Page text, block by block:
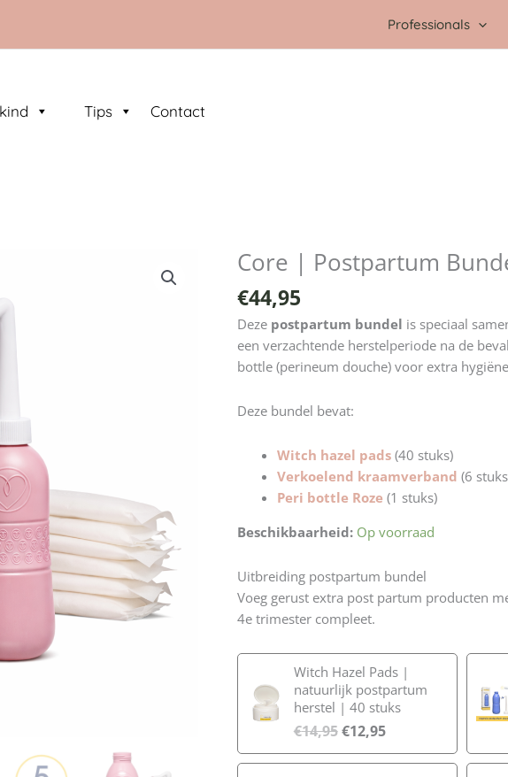
Professionals
Tips Contact
Core | Postpartum
€44,95
Deze postpartum bundel is speciaal
een verzachtende herstelperiode na de
bottle (perineum douche) voor extra
Deze bundel bevat:
Witch hazel pads (40 stuks)
Verkoelend kraamverband (6
Peri bottle Roze (1 stuks)
Beschikbaarheid: Op voorraad
Uitbreiding postpartum bundel
Voeg gerust extra post partum producten
4e trimester compleet.
Witch Hazel Pads |
natuurlijk postpartum
herstel | 40 stuks
€14,95€12,95
Core
Postpartum
Bundel
aantal